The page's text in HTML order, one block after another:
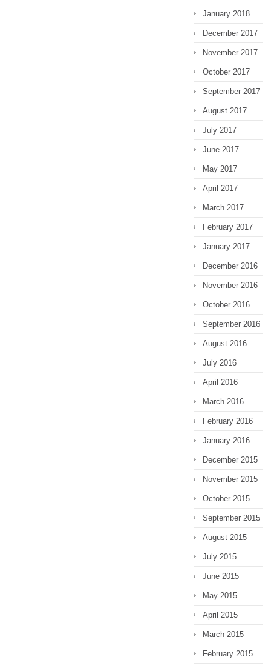
January 2018
December 2017
November 2017
October 2017
September 2017
August 2017
July 2017
June 2017
May 2017
April 2017
March 2017
February 2017
January 2017
December 2016
November 2016
October 2016
September 2016
August 2016
July 2016
April 2016
March 2016
February 2016
January 2016
December 2015
November 2015
October 2015
September 2015
August 2015
July 2015
June 2015
May 2015
April 2015
March 2015
February 2015